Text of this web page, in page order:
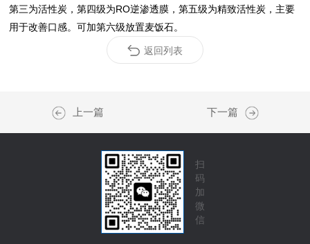
第三为活性炭，第四级为RO逆渗透膜，第五级为精致活性炭，主要
用于改善口感。可加第六级放置麦饭石。
返回列表
上一篇 下一篇
扫
码
加
微
信